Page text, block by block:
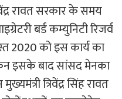
रावत सरकार के समय
बर्ड कम्युनिटी रिजर्व
2020 को इस कार्य का
इसके बाद सांसद मेनका
त्रिवेंद्र सिंह रावत